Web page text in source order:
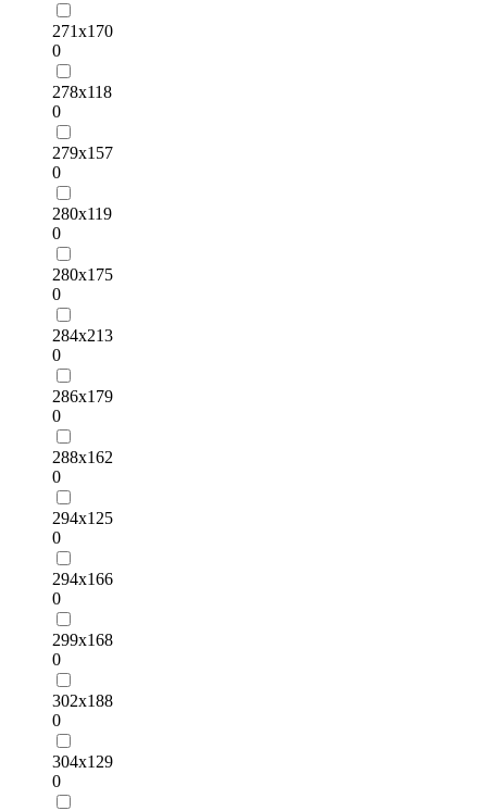
271х170
0
278х118
0
279х157
0
280х119
0
280х175
0
284х213
0
286х179
0
288х162
0
294х125
0
294х166
0
299х168
0
302х188
0
304х129
0